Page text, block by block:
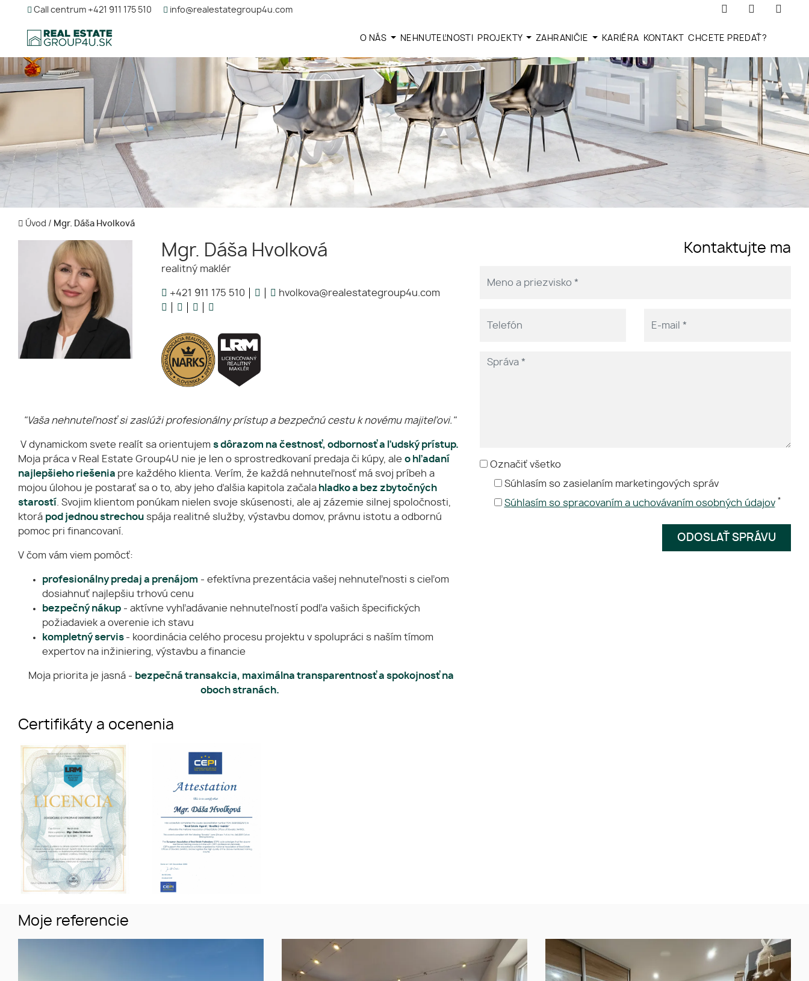
Call centrum +421 911 175 510 info@realestategroup4u.com
O NÁS NEHNUTEĽNOSTI PROJEKTY ZAHRANIČIE KARIÉRA KONTAKT CHCETE PREDAŤ?
Úvod / Mgr. Dáša Hvolková
Mgr. Dáša Hvolková
realitný maklér
+421 911 175 510 hvolkova@realestategroup4u.com
"Vaša nehnuteľnosť si zaslúži profesionálny prístup a bezpečnú cestu k novému majiteľovi."
V dynamickom svete realít sa orientujem s dôrazom na čestnosť, odbornosť a ľudský prístup.
Moja práca v Real Estate Group4U nie je len o sprostredkovaní predaja či kúpy, ale o hľadaní
najlepšieho riešenia pre každého klienta. Verím, že každá nehnuteľnosť má svoj príbeh a
mojou úlohou je postarať sa o to, aby jeho ďalšia kapitola začala hladko a bez zbytočných
starostí . Svojim klientom ponúkam nielen svoje skúsenosti, ale aj zázemie silnej spoločnosti,
ktorá pod jednou strechou spája realitné služby, výstavbu domov, právnu istotu a odbornú
pomoc pri financovaní.
V čom vám viem pomôcť:
profesionálny predaj a prenájom - efektívna prezentácia vašej nehnuteľnosti s cieľom
dosiahnuť najlepšiu trhovú cenu
bezpečný nákup - aktívne vyhľadávanie nehnuteľností podľa vašich špecifických
požiadaviek a overenie ich stavu
kompletný servis - koordinácia celého procesu projektu v spolupráci s naším tímom
expertov na inžiniering, výstavbu a financie
Moja priorita je jasná - bezpečná transakcia, maximálna transparentnosť a spokojnosť na
oboch stranách.
Kontaktujte ma
Označiť všetko
Súhlasím so zasielaním marketingových správ
Súhlasím so spracovaním a uchovávaním osobných údajov *
Certifikáty a ocenenia
Moje referencie